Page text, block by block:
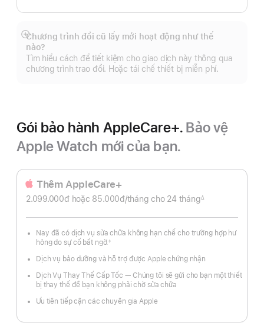
Chương trình đổi cũ lấy mới hoạt động như thế
nào?
Tìm hiểu cách để tiết kiệm cho giao dịch này thông qua
chương trình trao đổi. Hoặc tái chế thiết bị miễn phí.
Hiển
thị
thêm
Gói bảo hành AppleCare+. Bảo vệ
Apple Watch mới của bạn.
Thêm AppleCare+
2.099.000đ hoặc 85.000đ/tháng mỗi
cho 24 thángtháng
∆
Nay đã có dịch vụ sửa chữa không hạn chế cho trường hợp hư
hỏng do sự cố bất ngờ.◊
Dịch vụ bảo dưỡng và hỗ trợ được Apple chứng nhận
Dịch Vụ Thay Thế Cấp Tốc — Chúng tôi sẽ gửi cho bạn một thiết
bị thay thế để bạn không phải chờ sửa chữa
Ưu tiên tiếp cận các chuyên gia Apple